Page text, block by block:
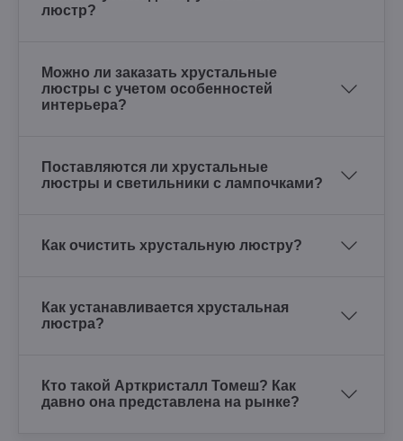
люстр?
Можно ли заказать хрустальные
люстры с учетом особенностей
интерьера?
Поставляются ли хрустальные
люстры и светильники с лампочками?
Как очистить хрустальную люстру?
Как устанавливается хрустальная
люстра?
Кто такой Арткристалл Томеш? Как
давно она представлена на рынке?